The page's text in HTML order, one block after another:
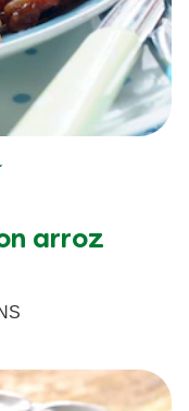
arroz